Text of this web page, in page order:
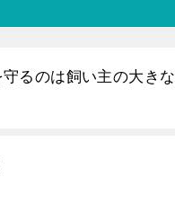
るのは飼い主の大きな